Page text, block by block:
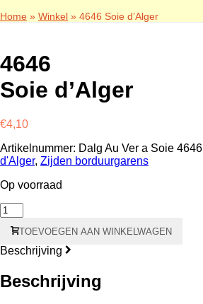
Home » Winkel » 4646 Soie d’Alger
4646
Soie d’Alger
€4,10
Artikelnummer: Dalg Au Ver a Soie 4646
d'Alger, Zijden borduurgarens
Op voorraad
4646
Soie
d'Alger
aantal
TOEVOEGEN AAN WINKELWAGEN
Beschrijving
Beschrijving